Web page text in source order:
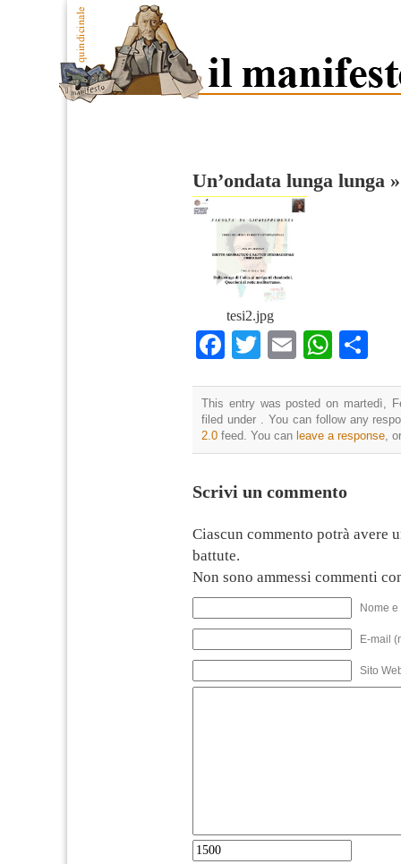
Un’ondata lunga lunga
tesi2.jpg
Facebook
TwitterEmail
This entry was posted on martedì,
filed under . You can follow any
2.0 feed. You can leave a response,
Scrivi un commento
Ciascun commento potrà avere
battute.
Non sono ammessi commenti
Nome
E-mail
Sito